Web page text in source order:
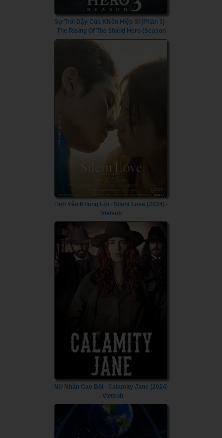
Sự Trỗi Dậy Của Khiên Hiệp Sĩ (Phần 3) -
The Rising Of The Shield Hero (Season
3) (2023) - Vietsub
Tình Yêu Không Lời - Silent Love (2024) -
Vietsub
Nữ Nhân Cao Bồi - Calamity Jane (2024)
- Vietsub